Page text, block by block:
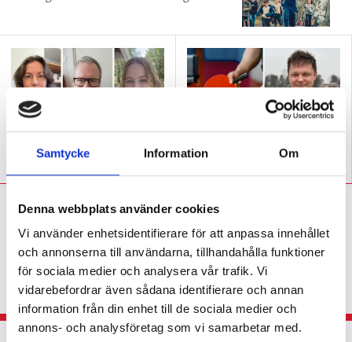
Samtycke Information Om
Denna webbplats använder cookies
Vi använder enhetsidentifierare för att anpassa innehållet
och annonserna till användarna, tillhandahålla funktioner
för sociala medier och analysera vår trafik. Vi
vidarebefordrar även sådana identifierare och annan
information från din enhet till de sociala medier och
annons- och analysföretag som vi samarbetar med.
Bör praktisk-estetiska
ämnen ha nationella prov?
Fördjupning lyfter elever i
Alexander Skytte:Lärarens
skådespel är extremt
effektivt
KRÖNIKAIdrottsläraren: Varför gör jag inte
alltid så här?